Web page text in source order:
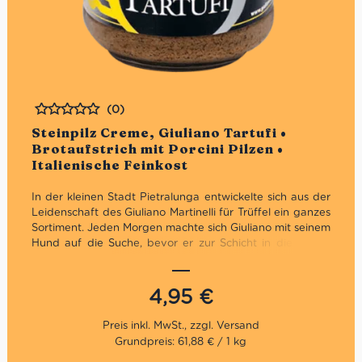
Steinpilz Creme, Giuliano Tartufi •
Brotaufstrich mit Porcini Pilzen •
Italienische Feinkost
Bewertet
(0)
In der kleinen Stadt Pietralunga entwickelte sich aus der
Leidenschaft des Giuliano Martinelli für Trüffel ein ganzes
Sortiment. Jeden Morgen machte sich Giuliano mit seinem
Hund auf die Suche, bevor er zur Schicht in die Fabrik
bekam auf Trüffel Messen die gebührende
Aufmerksamkeit. 2001 öffneten schließlich die Pforten
Die Steinpilz Creme von
Giuliano Tartufi ist eine sehr
vielseitig einsetzbare Delikatesse. In Kombination mit
4,95 €
Grundpreis: 61,88 € / 1 kg